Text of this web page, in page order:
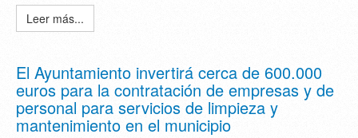
Leer más...
El Ayuntamiento invertirá cerca de 600.000
euros para la contratación de empresas y de
personal para servicios de limpieza y
mantenimiento en el municipio